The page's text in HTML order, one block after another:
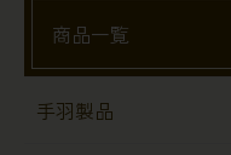
商品一覧
手羽製品